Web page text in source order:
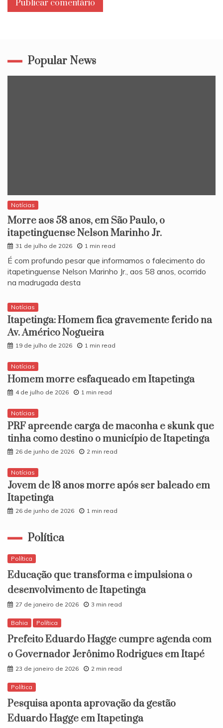
Popular News
Notícias
Morre aos 58 anos, em São Paulo, o
itapetinguense Nelson Marinho Jr.
31 de julho de 2026 1 min read
​É com profundo pesar que informamos o falecimento do
itapetinguense Nelson Marinho Jr., aos 58 anos, ocorrido
na madrugada desta
Notícias
Itapetinga: Homem fica gravemente ferido na
Av. Américo Nogueira
19 de julho de 2026 1 min read
Notícias
Homem morre esfaqueado em Itapetinga
4 de julho de 2026 1 min read
Notícias
PRF apreende carga de maconha e skunk que
tinha como destino o município de Itapetinga
26 de junho de 2026 2 min read
Notícias
​Jovem de 18 anos morre após ser baleado em
Itapetinga
26 de junho de 2026 1 min read
Política
Política
Educação que transforma e impulsiona o
desenvolvimento de Itapetinga
27 de janeiro de 2026 3 min read
Bahia Política
Prefeito Eduardo Hagge cumpre agenda com
o Governador Jerônimo Rodrigues em Itapé
23 de janeiro de 2026 2 min read
Política
Pesquisa aponta aprovação da gestão
Eduardo Hagge em Itapetinga